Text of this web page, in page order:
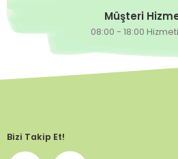
Müşteri
08:00 - 18:00
Bizi Takip Et!